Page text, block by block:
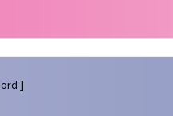
Privacy Policy
]